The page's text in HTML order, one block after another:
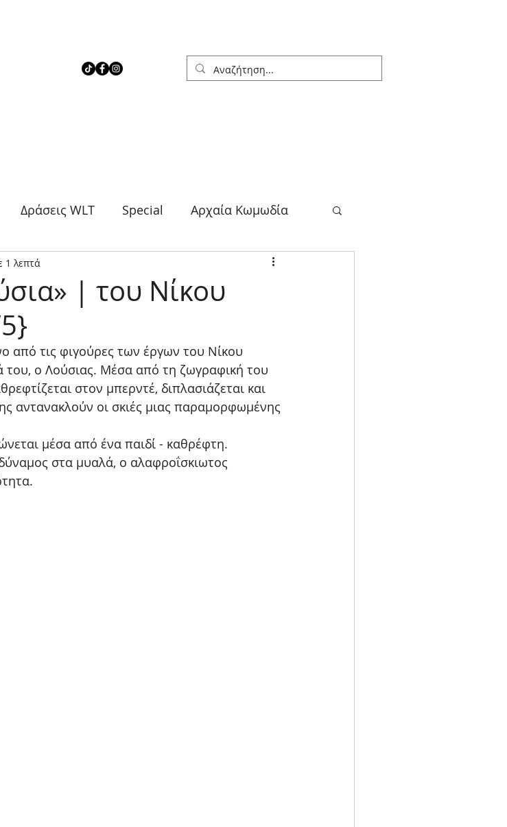
Δράσεις WLT Special Αρχαία Κωμωδία
| του Νίκου
1 λεπτά
από τις φιγούρες των έργων του Νίκου
του, ο Λούσιας. Μέσα από τη ζωγραφική του
στον μπερντέ, διπλασιάζεται και
αντανακλούν οι σκιές μιας παραμορφωμένης
μέσα από ένα παιδί - καθρέφτη.
στα μυαλά, ο αλαφροΐσκιωτος